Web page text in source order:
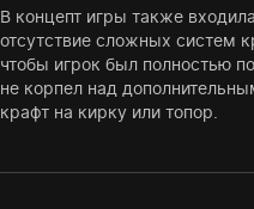
В концепт игры также
отсутствие сложных систем
чтобы игрок был полностью
не корпел над
крафт на кирку или топор.